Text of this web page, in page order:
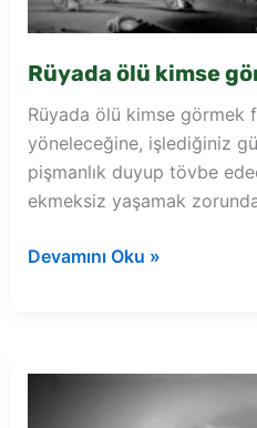
Rüyada ölü kimse
Rüyada ölü kimse görmek
yöneleceğine, işlediğiniz
pişmanlık duyup tövbe
ekmeksiz yaşamak
Rüyada
Devamını Oku »